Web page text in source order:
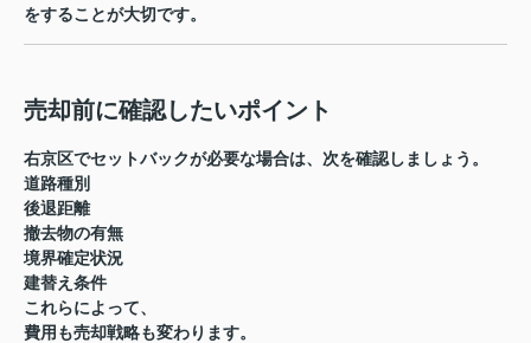
をすることが大切です。
売却前に確認したいポイント
右京区でセットバックが必要な場合は、次を確認しましょう。
道路種別
後退距離
撤去物の有無
境界確定状況
建替え条件
これらによって、
費用も売却戦略も変わります。